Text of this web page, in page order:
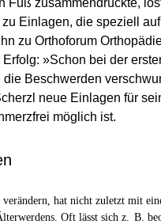
Fuß zusammendrückte,
Einlagen, die speziell
zu Orthoforum
»Schon bei der
Beschwerden
neue Einlagen für
möglich ist.
hat nicht zuletzt mit
Oft lässt sich z. B.